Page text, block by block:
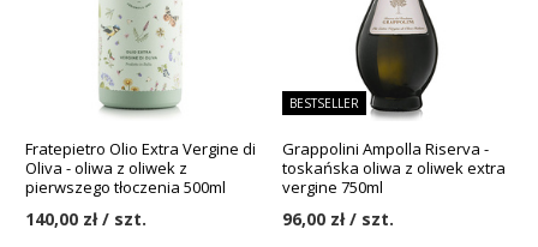
Fratepietro Olio Extra Vergine di
Oliva - oliwa z oliwek z
pierwszego tłoczenia 500ml
140,00 zł / szt.
BESTSELLER
Grappolini Ampolla Riserva -
toskańska oliwa z oliwek extra
vergine 750ml
96,00 zł / szt.